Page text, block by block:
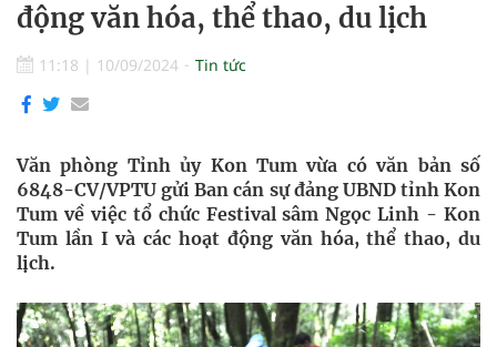
động văn hóa, thể thao, du lịch
11:18 | 10/09/2024 Tin tức
Văn phòng Tỉnh ủy Kon Tum vừa có văn bản số
6848-CV/VPTU gửi Ban cán sự đảng UBND tỉnh Kon
Tum về việc tổ chức Festival sâm Ngọc Linh - Kon
Tum lần I và các hoạt động văn hóa, thể thao, du
lịch.